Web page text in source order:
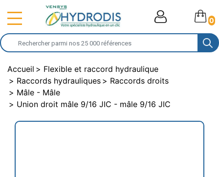
0
Accueil
Flexible et raccord hydraulique
Raccords hydrauliques
Raccords droits
Mâle - Mâle
Union droit mâle 9/16 JIC - mâle 9/16 JIC